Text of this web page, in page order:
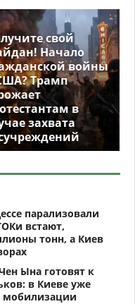
свой
Начало
войны
Трамп
в
захвата
парализовали
встают,
тонн, а Киев
Ына готовят к
в Киеве уже
мобилизации